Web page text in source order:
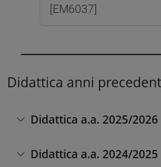
[EM6037]
Didattica anni
Didattica a.a. 2025/2026
Didattica a.a. 2024/2025